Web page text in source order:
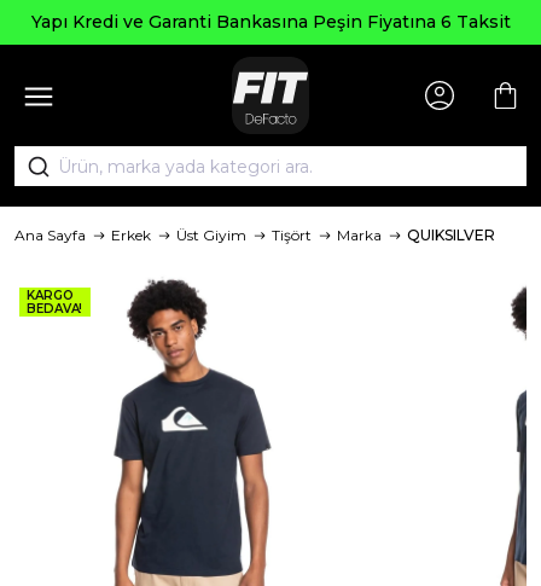
Yapı Kredi ve Garanti Bankasına Peşin Fiyatına 6 Taksit
Ana Sayfa Erkek Üst Giyim Tişört Marka QUIKSILVER
KARGO
BEDAVA!